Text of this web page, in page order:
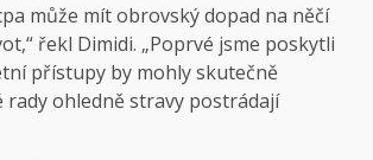
může mít obrovský dopad na něčí
řekl Dimidi. „Poprvé jsme poskytli
přístupy by mohly skutečně
rady ohledně stravy postrádají